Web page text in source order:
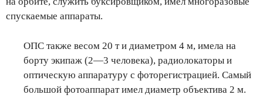
спускаемые аппараты.
ОПС также весом 20 т и диаметром 4 м, имела на
борту экипаж (2—3 человека), радиолокаторы и
оптическую аппаратуру с фоторегистрацией. Самый
большой фотоаппарат имел диаметр объектива 2 м.